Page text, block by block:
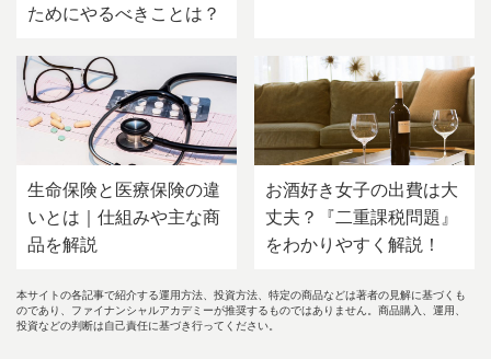
ためにやるべきことは？
生命保険と医療保険の違
いとは｜仕組みや主な商
品を解説
お酒好き女子の出費は大
丈夫？『二重課税問題』
をわかりやすく解説！
本サイトの各記事で紹介する運用方法、投資方法、特定の商品などは著者の見解に基づくも
のであり、ファイナンシャルアカデミーが推奨するものではありません。商品購入、運用、
投資などの判断は自己責任に基づき行ってください。